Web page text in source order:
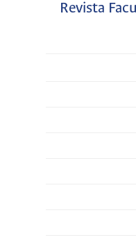
Revista